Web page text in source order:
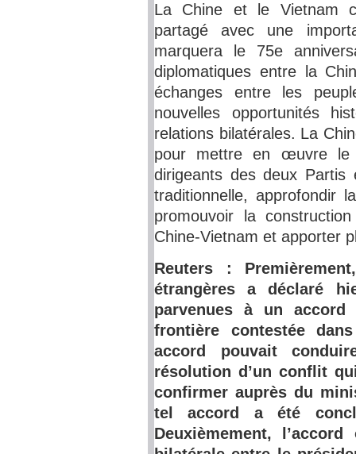
La Chine et le Vietnam
partagé avec une
marquera le 75e
diplomatiques entre la
échanges entre les
nouvelles opportunités
relations bilatérales. La
pour mettre en œuvre le
dirigeants des deux Partis
traditionnelle, approfondir
promouvoir la
Chine-Vietnam et apporter
Reuters :
étrangères a déclaré
parvenues à un
frontière contestée
accord pouvait
résolution d’un conflit
confirmer auprès du
tel accord a été
Deuxièmement,